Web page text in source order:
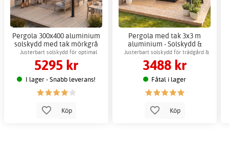
Pergola 300x400 aluminium
solskydd med tak mörkgrå
Justerbart solskydd för optimal
skugga
5295 kr
I lager - Snabb leverans!
Köp
Pergola med tak 3x3 m
aluminium - Solskydd &
draganordning
Justerbart solskydd för trädgård &
altan
3488 kr
Fåtal i lager
Köp